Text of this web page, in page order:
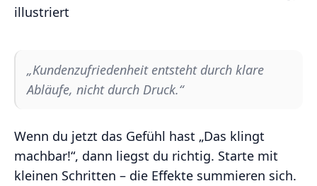
„Kundenzufriedenheit entsteht durch klare
Abläufe, nicht durch Druck.“
Wenn du jetzt das Gefühl hast „Das klingt
machbar!“, dann liegst du richtig. Starte mit
kleinen Schritten – die Effekte summieren sich.